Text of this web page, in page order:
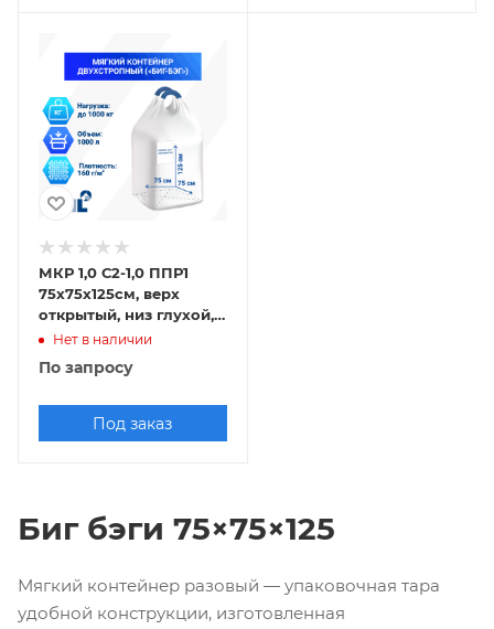
МКР 1,0 С2-1,0 ППР1
75х75х125см, верх
открытый, низ глухой,
160г/м2
Нет в наличии
По запросу
Под заказ
Биг бэги 75×75×125
Мягкий контейнер разовый — упаковочная тара
удобной конструкции, изготовленная